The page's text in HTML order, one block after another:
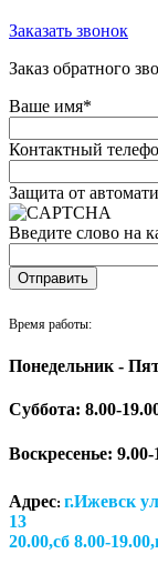
Заказать звонок
Заказ обратного
Ваше имя*
Контактный
Защита от
Введите слово на
Время работы:
Понедельник -
Суббота: 8.00-
Воскресенье: 9.00-
Адрес: г.Ижевск
13
20.00,сб 8.00-